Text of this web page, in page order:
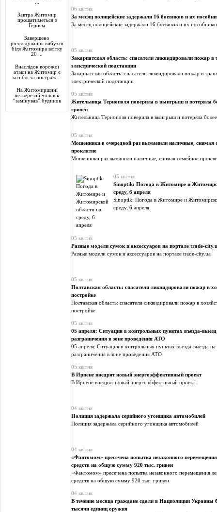
Завтра Житомир
прощатиметься з
Героєм
Завершено
розслідування вибухів
біля Житомира влітку
20 ...
Внаслідок ворожої
атаки на Житомир є
загиблі та постраж ...
На Житомирщині
нетверезий чоловік
“замінував” будинок
06 квітня
За месяц полицейские задержали 16 боевиков и их
За месяц полицейские задержали 16 боевиков и их
05 квітня
Закарпатская область: спасатели ликвидировали пожар в
электрической подстанции
Закарпатская область: спасатели ликвидировали пожар в
электрической подстанции
05 квітня
Жительница Тернополя поверила в выигрыш и потеряла
гривен
Жительница Тернополя поверила в выигрыш и потеряла
05 квітня
Мошенники в очередной раз выманили наличные, снимая
проклятие
Мошенники раз выманили наличные, снимая семейное
05 квітня
Sinoptik: Погода в Житомире и
среду, 6 апреля
Sinoptik: Погода в Житомире и
среду, 6 апреля
05 квітня
Разные модели сумок и аксессуаров на портале trade-
Разные модели сумок и аксессуаров на портале trade-city.ua
05 квітня
Полтавская область: спасатели ликвидировали пожар в
постройке
Полтавская область: спасатели ликвидировали пожар в
постройке
05 квітня
05 апреля: Ситуация в контрольных пунктах въезда-
разграничения в зоне проведения АТО
05 апреля: Ситуация в контрольных пунктах въезда-выезда
разграничения в зоне проведения АТО
05 квітня
В Ирпене внедрят новый энергоэффективный проект
В Ирпене внедрят новый энергоэффективный проект
04 квітня
Полиция задержала серийного угонщика автомобилей
Полиция задержала серийного угонщика автомобилей
04 квітня
«Фантомом» пресечена попытка незаконного
средств на общую сумму 920 тыс. гривен
«Фантомом» пресечена попытка незаконного перемещения
средств на общую сумму 920 тыс. гривен
04 квітня
В течение месяца граждане сдали в Нацполиции Украины
тысячи единиц оружия